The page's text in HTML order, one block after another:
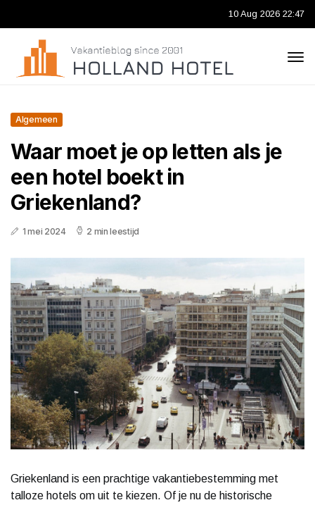
10 Aug 2026 22:47
Algemeen
Waar moet je op letten als je
een hotel boekt in
Griekenland?
1 mei 2024 2 min leestijd
Griekenland is een prachtige vakantiebestemming met
talloze hotels om uit te kiezen. Of je nu de historische